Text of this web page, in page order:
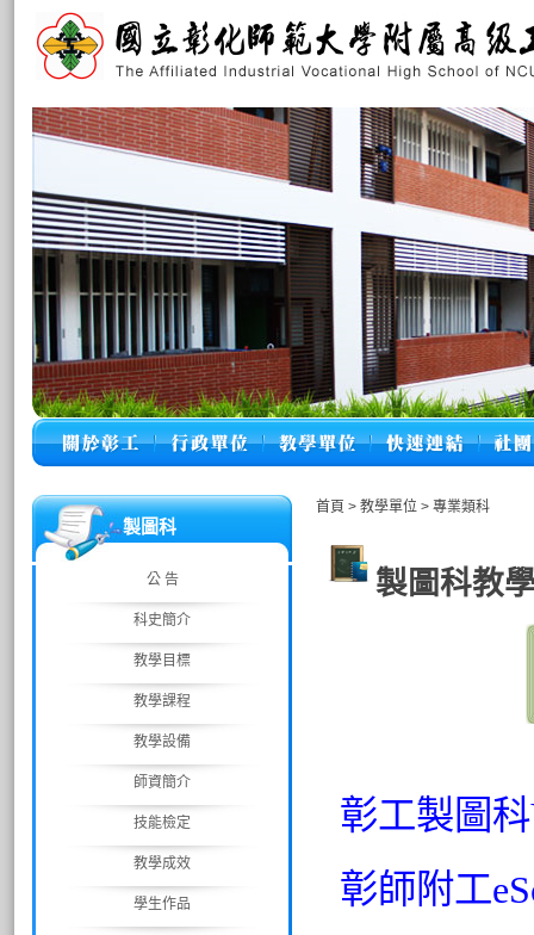
製圖科
公 告
科史簡介
教學目標
教學課程
教學設備
師資簡介
技能檢定
教學成效
學生作品
首頁 > 教學單位 > 專業類科
製圖科教
彰工製圖
彰師附工